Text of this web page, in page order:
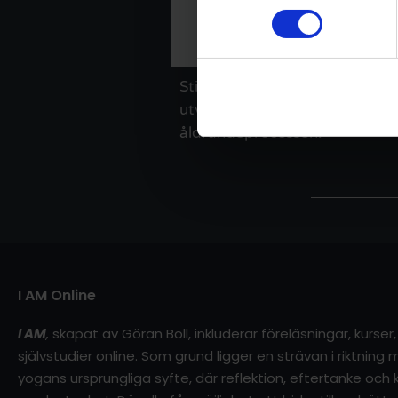
Stillasittandet framför dator
utveckla diabetes, olika
åldrandeprocessen.
I AM Online
I AM, skapat av Göran Boll, inkluderar föreläsningar,
självstudier online. Som grund ligger en strävan i
yogans ursprungliga syfte, där reflektion, eftertanke och